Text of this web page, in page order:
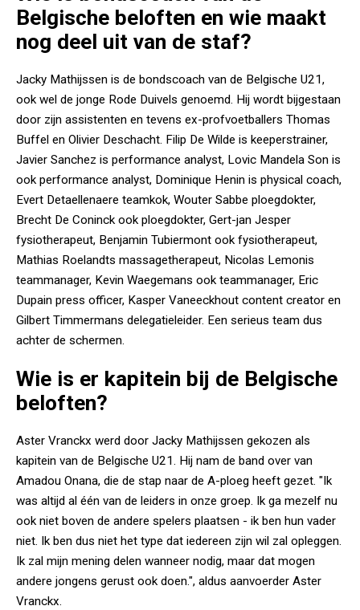
Belgische beloften en wie maakt
nog deel uit van de staf?
Jacky Mathijssen is de bondscoach van de Belgische U21,
ook wel de jonge Rode Duivels genoemd. Hij wordt bijgestaan
door zijn assistenten en tevens ex-profvoetballers Thomas
Buffel en Olivier Deschacht. Filip De Wilde is keeperstrainer,
Javier Sanchez is performance analyst, Lovic Mandela Son is
ook performance analyst, Dominique Henin is physical coach,
Evert Detaellenaere teamkok, Wouter Sabbe ploegdokter,
Brecht De Coninck ook ploegdokter, Gert-jan Jesper
fysiotherapeut, Benjamin Tubiermont ook fysiotherapeut,
Mathias Roelandts massagetherapeut, Nicolas Lemonis
teammanager, Kevin Waegemans ook teammanager, Eric
Dupain press officer, Kasper Vaneeckhout content creator en
Gilbert Timmermans delegatieleider. Een serieus team dus
achter de schermen.
Wie is er kapitein bij de Belgische
beloften?
Aster Vranckx werd door Jacky Mathijssen gekozen als
kapitein van de Belgische U21. Hij nam de band over van
Amadou Onana, die de stap naar de A-ploeg heeft gezet. "Ik
was altijd al één van de leiders in onze groep. Ik ga mezelf nu
ook niet boven de andere spelers plaatsen - ik ben hun vader
niet. Ik ben dus niet het type dat iedereen zijn wil zal opleggen.
Ik zal mijn mening delen wanneer nodig, maar dat mogen
andere jongens gerust ook doen.", aldus aanvoerder Aster
Vranckx.